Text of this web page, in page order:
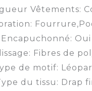
Vêtements:
Encapuchonné: Oui
Fibres de
de motif:
du tissu: Drap